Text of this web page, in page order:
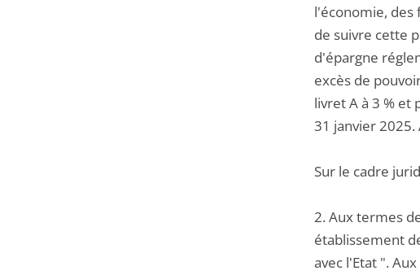
l'économie, des
de suivre cette
d'épargne
excès de
livret A à 3 % et
31 janvier
Sur le cadre
2. Aux termes
établissement
avec l'Etat ".